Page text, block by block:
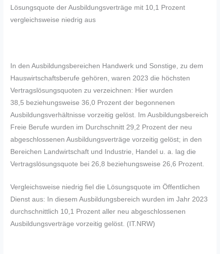
Lösungsquote der Ausbildungsverträge mit 10,1 Prozent
vergleichsweise niedrig aus
In den Ausbildungsbereichen Handwerk und Sonstige, zu dem
Hauswirtschaftsberufe gehören, waren 2023 die höchsten
Vertragslösungsquoten zu verzeichnen: Hier wurden
38,5 beziehungsweise 36,0 Prozent der begonnenen
Ausbildungsverhältnisse vorzeitig gelöst. Im Ausbildungsbereich
Freie Berufe wurden im Durchschnitt 29,2 Prozent der neu
abgeschlossenen Ausbildungsverträge vorzeitig gelöst; in den
Bereichen Landwirtschaft und Industrie, Handel u. a. lag die
Vertragslösungsquote bei 26,8 beziehungsweise 26,6 Prozent.
Vergleichsweise niedrig fiel die Lösungsquote im Öffentlichen
Dienst aus: In diesem Ausbildungsbereich wurden im Jahr 2023
durchschnittlich 10,1 Prozent aller neu abgeschlossenen
Ausbildungsverträge vorzeitig gelöst. (IT.NRW)